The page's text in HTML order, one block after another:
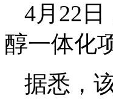
4月22
醇一体化
据悉，